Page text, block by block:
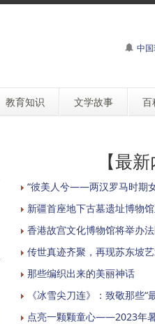
中
教育知识 文学故事 百
【最
“彼美人兮——两汉罗马时期
新疆首座地下古墓遗址博物
香港故宫文化博物馆将举办
传世真迹齐聚，再现苏东坡
那些编织出来的美丽神话
《冰雪尖刀连》：致敬那些“
点亮一颗颗童心——2023年